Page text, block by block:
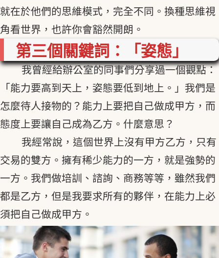
就在於他們的思維模式，完全不同。換種思維視
角看世界，也許你會豁然開朗。
第三個關鍵詞：「姿態」
我曾經給辦公室的同事們分享過一個觀點：
「能力要高到天上，姿態要低到地上。」我們是
怎麼待人接物的？能力上要把自己做成甲方，而
態度上要讓自己成為乙方。什麼意思？
我經常說，這個世界上沒有甲方乙方，只有
交易的雙方。擁有稀少能力的一方，就是強勢的
一方。我們做培訓、諮詢、商務等等，雖然我們
都是乙方，但是我要求所有的夥伴，在能力上必
須把自己做成甲方。